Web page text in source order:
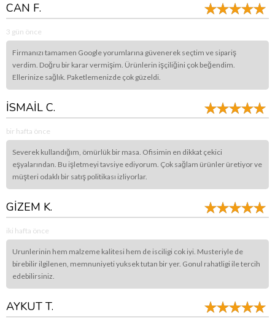
CAN F.
3 gün önce
Firmanızı tamamen Google yorumlarına güvenerek seçtim ve sipariş
verdim. Doğru bir karar vermişim. Ürünlerin işçiliğini çok beğendim.
Ellerinize sağlık. Paketlemenizde çok güzeldi.
İSMAİL C.
bir hafta önce
Severek kullandığım, ömürlük bir masa. Ofisimin en dikkat çekici
eşyalarından. Bu işletmeyi tavsiye ediyorum. Çok sağlam ürünler üretiyor ve
müşteri odaklı bir satış politikası izliyorlar.
GİZEM K.
iki hafta önce
Urunlerinin hem malzeme kalitesi hem de isciligi cok iyi. Musteriyle de
birebilir ilgilenen, memnuniyeti yuksek tutan bir yer. Gonul rahatligi ile tercih
edebilirsiniz.
AYKUT T.